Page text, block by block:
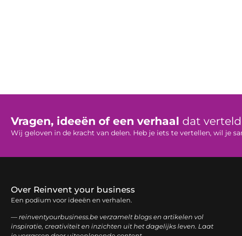
Vragen, ideeën of een verhaal dat
Wij geloven in de kracht van delen. Heb je iets te vertellen, wil je
Over Reinvent your business
Een podium voor ideeën en verhalen.
— reinventyourbusiness.be verzamelt blogs en artikelen vol
inspiratie, creativiteit en inzichten uit het dagelijks leven. Laat